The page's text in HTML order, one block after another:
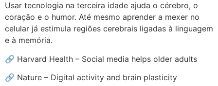
Usar tecnologia na terceira idade ajuda o cérebro, o
coração e o humor. Até mesmo aprender a mexer no
celular já estimula regiões cerebrais ligadas à linguagem
e à memória.
🔗 Harvard Health – Social media helps older adults
🔗 Nature – Digital activity and brain plasticity